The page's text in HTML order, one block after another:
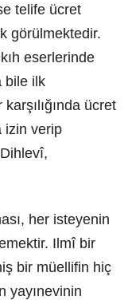
telife ücret
görülmektedir.
eserlerinde
bile ilk
ücret
izin verip
her isteyenin
Ilmî bir
bir müellifin hiç
yayınevinin